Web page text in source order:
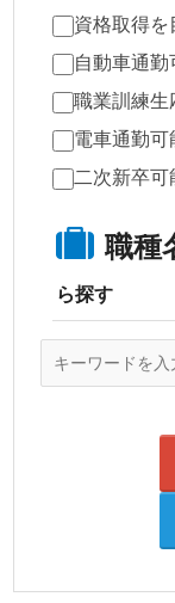
資格取得を
自動車通勤
職業訓練生
電車通勤可
二次新卒可
職種
ら探す